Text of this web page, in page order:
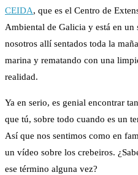
CEIDA, que es el Centro de
Ambiental de Galicia y está en un
nosotros allí sentados toda la
marina y rematando con una
realidad.
Ya en serio, es genial encontrar
que tú, sobre todo cuando es un
Así que nos sentimos como en
un vídeo sobre los crebeiros.
ese término alguna vez?